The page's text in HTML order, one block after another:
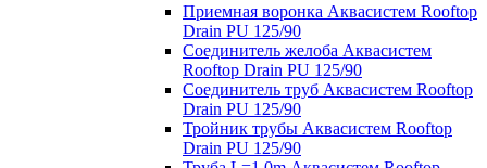
Приемная воронка Аквасистем Rooftop
Drain PU 125/90
Соединитель желоба Аквасистем
Rooftop Drain PU 125/90
Соединитель труб Аквасистем Rooftop
Drain PU 125/90
Тройник трубы Аквасистем Rooftop
Drain PU 125/90